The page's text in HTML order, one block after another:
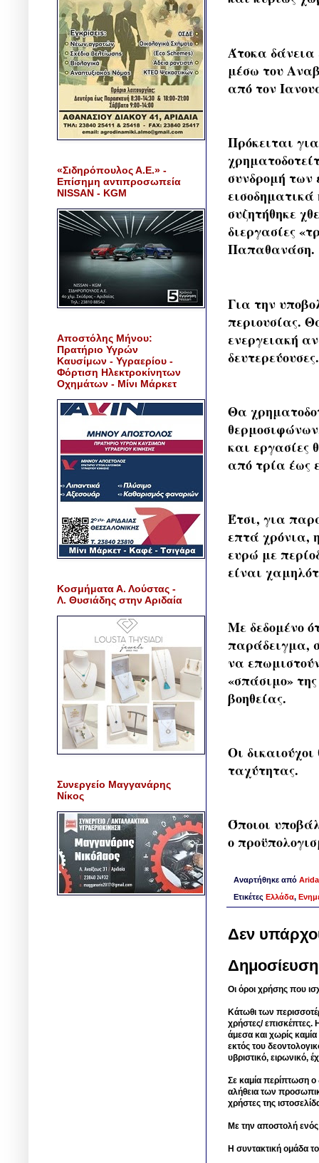
Άτοκα δάνεια
μέσω του
από τον
Πρόκειται
συνδρομή των
συζητήθηκε
διεργασίες
Παπαθανάση.
Για την
περιουσίας.
ενεργειακή
δευτερεύουσες.
Θα
και εργασίες
από τρία έως
Έτσι, για
επτά χρόνια,
ευρώ με
είναι
Με δεδομένο
παράδειγμα,
να
«σπάσιμο»
βοηθείας.
Οι
ταχύτητας.
Όποιοι
ο
Αναρτήθηκε από
Ετικέτες Ελλάδα,
Δεν
Οι όροι χρήσης που
Κάτωθι των
χρήστες/ επισκέπτες.
άμεσα και χωρίς
εκτός του
υβριστικό, ειρωνικό,
Σε καμία περίπτωση ο
αλήθεια των
χρήστες της
Με την αποστολή
Η συντακτική ομάδα
«Σιδηρόπουλος Α.Ε.» -
Επίσημη αντιπροσωπεία
NISSAN - KGM
Αποστόλης Μήνου:
Πρατήριο Υγρών
Καυσίμων - Υγραερίου -
Φόρτιση Ηλεκτροκίνητων
Οχημάτων - Μίνι Μάρκετ
Κοσμήματα Α. Λούστας -
Λ. Θυσιάδης στην Αριδαία
Συνεργείο Μαγγανάρης
Νίκος